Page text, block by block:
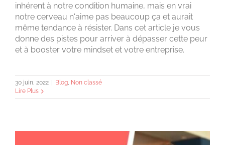
inhérent à notre condition humaine, mais en vrai
notre cerveau n'aime pas beaucoup ça et aurait
même tendance à résister. Dans cet article je vous
donne des pistes pour arriver à dépasser cette peur
et à booster votre mindset et votre entreprise.
30 juin, 2022 | Blog Non classé
Lire Plus